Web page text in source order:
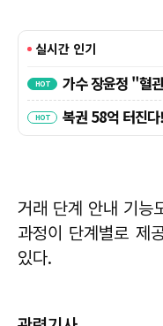
거래 단계 안내 기능
과정이 단계별로 제
있다.